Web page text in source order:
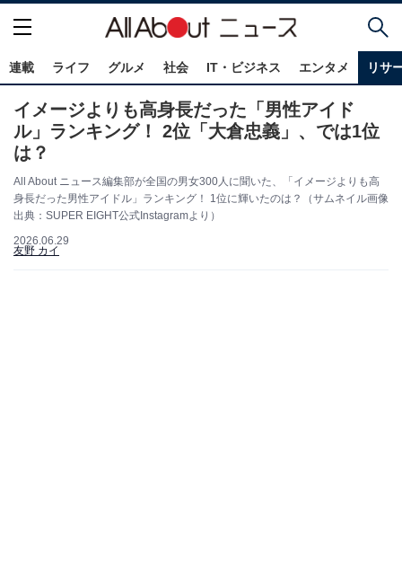
連載 ライフ グルメ 社会 IT・ビジネス エンタメ リサ
イメージよりも高身長だった「男性アイド
ル」ランキング！ 2位「大倉忠義」、では1位
は？
All About ニュース編集部が全国の男女300人に聞いた、「イメージよりも高
身長だった男性アイドル」ランキング！ 1位に輝いたのは？（サムネイル画像
出典：SUPER EIGHT公式Instagramより）
2026.06.29
友野 カイ